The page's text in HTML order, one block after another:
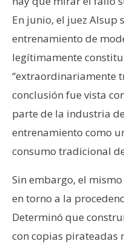
En junio, el juez Alsup
entrenamiento de
legítimamente
“extraordinariamente
conclusión fue vista
parte de la industria
entrenamiento como
consumo tradicional
Sin embargo, el
en torno a la
Determinó que
con copias pirateadas